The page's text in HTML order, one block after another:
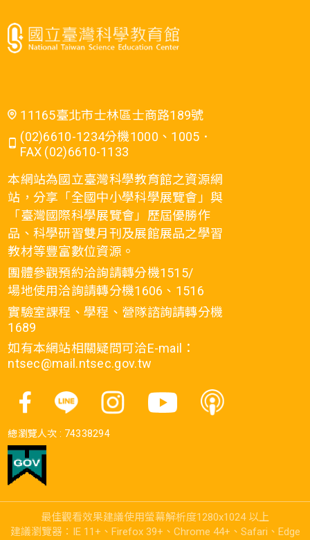
11165臺北市士林區士商路189號
(02)6610-1234分機1000、1005．
FAX (02)6610-1133
本網站為國立臺灣科學教育館之資源網
站，分享「全國中小學科學展覽會」與
「臺灣國際科學展覽會」歷屆優勝作
品、科學研習雙月刊及展館展品之學習
教材等豐富數位資源。
團體參觀預約洽詢請轉分機1515/
場地使用洽詢請轉分機1606、1516
實驗室課程、學程、營隊諮詢請轉分機
1689
如有本網站相關疑問可洽E-mail：
ntsec@mail.ntsec.gov.tw
總瀏覽人次 : 74338294
最佳觀看效果建議使用螢幕解析度1280x1024 以上
建議瀏覽器：IE 11+、Firefox 39+、Chrome 44+、Safari、Edge